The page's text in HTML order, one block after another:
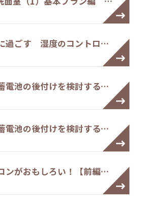
過ごす 湿度のコントロ…
電池の後付けを検討する…
電池の後付けを検討する…
がおもしろい！【前編…